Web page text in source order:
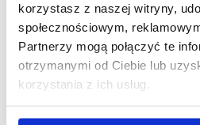
korzystasz z naszej witryny,
społecznościowym,
Partnerzy mogą połączyć te
otrzymanymi od Ciebie lub
korzystania z ich usług.
Opis:
- Etui z portfelem z serii Caseme 013 na
- Dwie przegródki na karty lub dokumenty
- Niezbędna, pełna ochrona Samsung Galaxy
- Wbudowane magnesy przytrzymują klapkę
- Precyzyjne wycięcia zapewniają
- Pomysłowa konstrukcja pozwala
Przeznaczenie:Samsung Galaxy S25